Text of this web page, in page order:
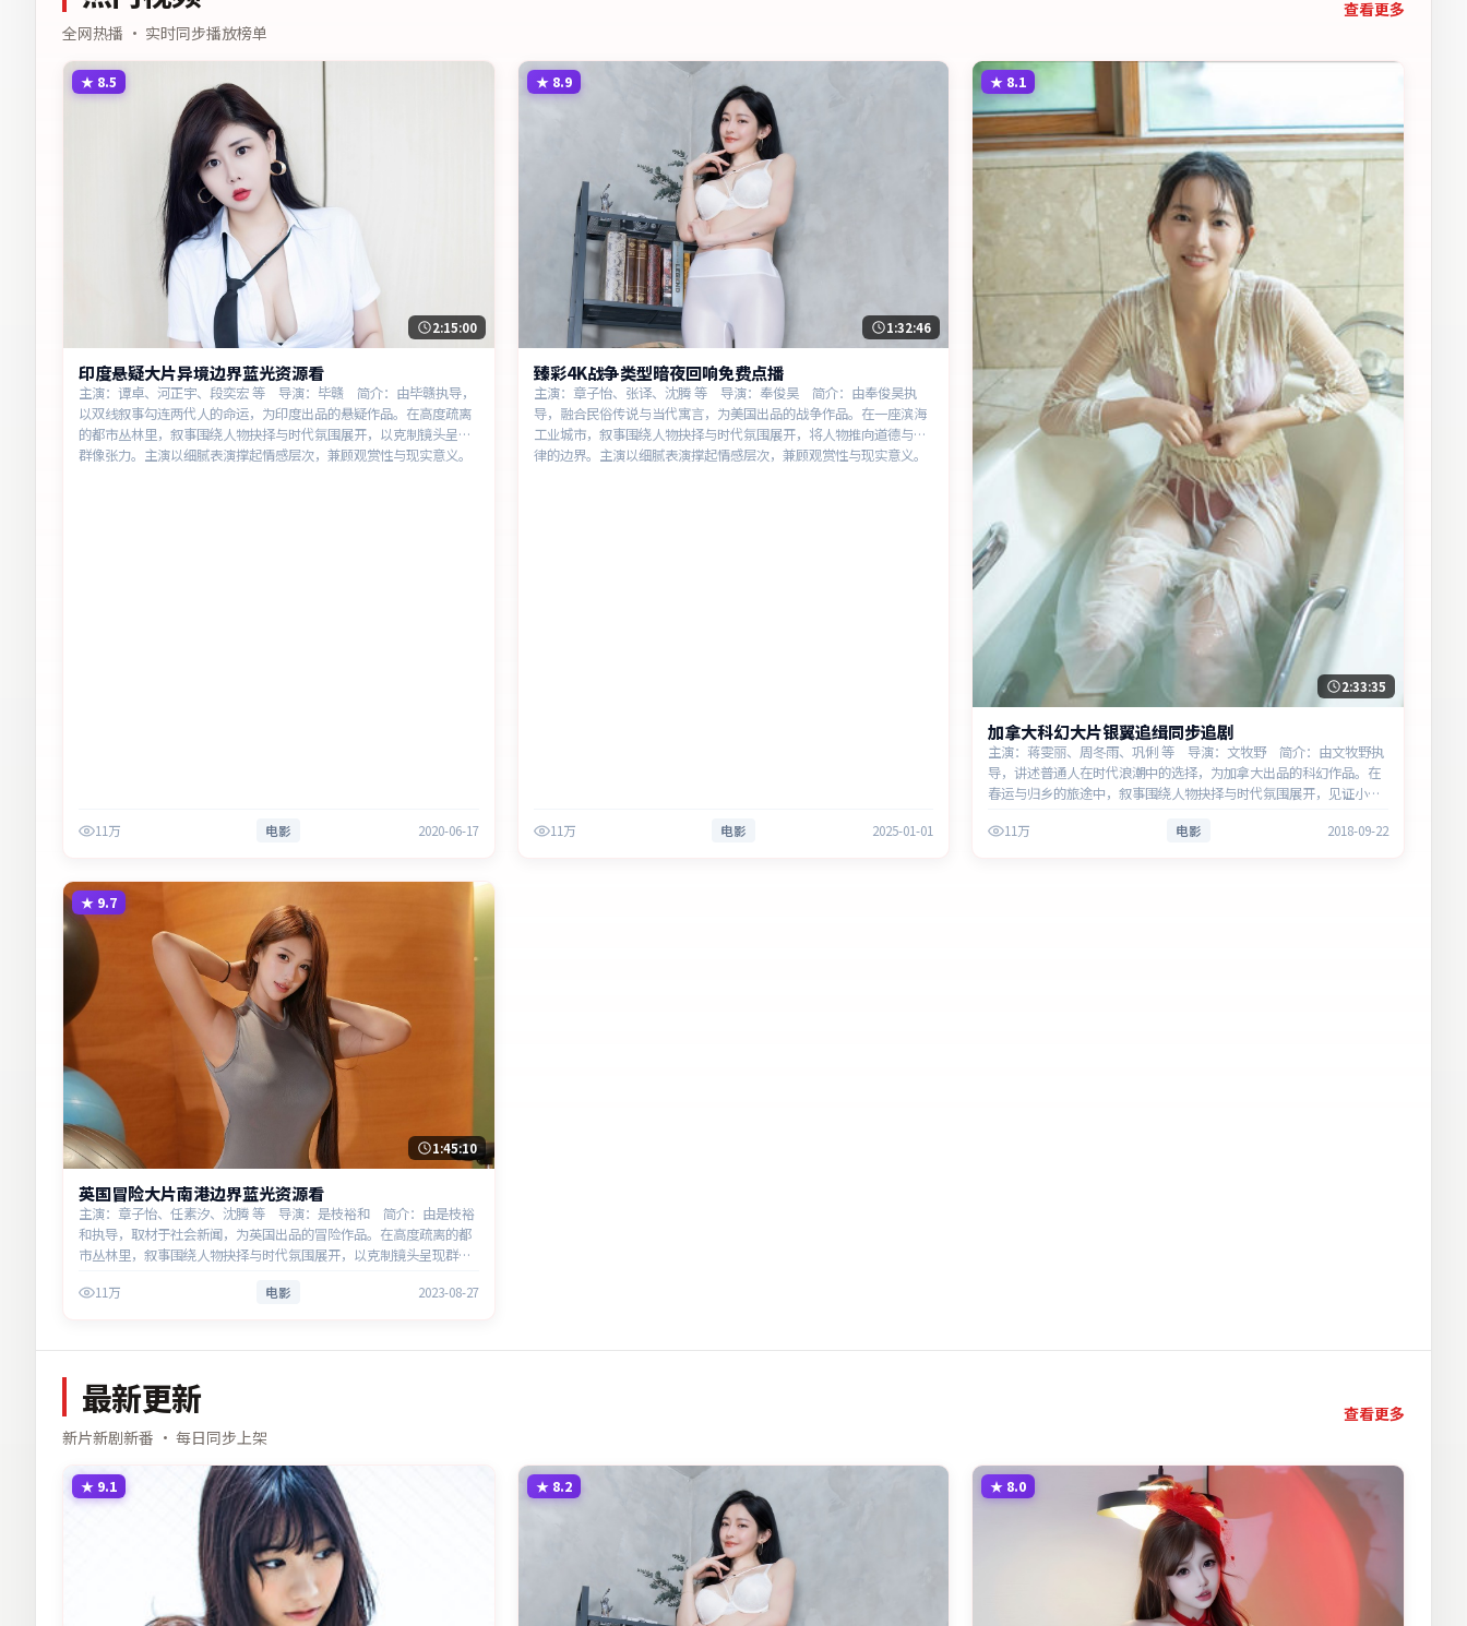
全网热播 · 实时同步播放榜单
查看更多
★ 8.5
2:15:00
印度悬疑大片异境边界蓝光资源看
主演：谭卓、河正宇、段奕宏 等 导演：毕赣 简介：由毕赣执导，
以双线叙事勾连两代人的命运，为印度出品的悬疑作品。在高度疏离
的都市丛林里，叙事围绕人物抉择与时代氛围展开，以克制镜头呈现
群像张力。主演以细腻表演撑起情感层次，兼顾观赏性与现实意义。
11万 电影 2020-06-17
★ 8.9
1:32:46
臻彩4K战争类型暗夜回响免费点播
主演：章子怡、张译、沈腾 等 导演：奉俊昊 简介：由奉俊昊执
导，融合民俗传说与当代寓言，为美国出品的战争作品。在一座滨海
工业城市，叙事围绕人物抉择与时代氛围展开，将人物推向道德与法
律的边界。主演以细腻表演撑起情感层次，兼顾观赏性与现实意义。
11万 电影 2025-01-01
★ 8.1
2:33:35
加拿大科幻大片银翼追缉同步追剧
主演：蒋雯丽、周冬雨、巩俐 等 导演：文牧野 简介：由文牧野执
导，讲述普通人在时代浪潮中的选择，为加拿大出品的科幻作品。在
春运与归乡的旅途中，叙事围绕人物抉择与时代氛围展开，见证小人
义…11万 电影 2018-09-22
★ 9.7
1:45:10
英国冒险大片南港边界蓝光资源看
主演：章子怡、任素汐、沈腾 等 导演：是枝裕和 简介：由是枝裕
和执导，取材于社会新闻，为英国出品的冒险作品。在高度疏离的都
市丛林里，叙事围绕人物抉择与时代氛围展开，以克制镜头呈现群像
11万 电影 2023-08-27
最新更新
新片新剧新番 · 每日同步上架
查看更多
★ 9.1 ★ 8.2 ★ 8.0